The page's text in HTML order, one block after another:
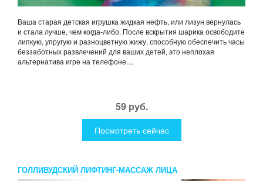
Ваша старая детская игрушка жидкая нефть, или лизун вернулась
и стала лучше, чем когда-либо. После вскрытия шарика освободите
липкую, упругую и разноцветную жижу, способную обеспечить часы
беззаботных развлечений для ваших детей, это неплохая
альтернатива игре на телефоне....
59 руб.
Посмотреть сейчас
ГОЛЛИВУДСКИЙ ЛИФТИНГ-МАССАЖ ЛИЦА